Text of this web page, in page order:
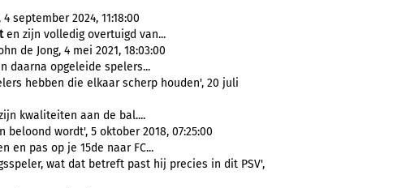
september 2024, 11:18:00
en zijn volledig overtuigd van...
de Jong, 4 mei 2021, 18:03:00
daarna opgeleide spelers...
hebben die elkaar scherp houden', 20 juli
kwaliteiten aan de bal....
wordt', 5 oktober 2018, 07:25:00
en pas op je 15de naar FC...
wat dat betreft past hij precies in dit PSV',